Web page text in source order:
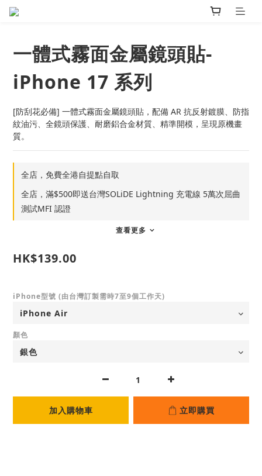
一體式霧面金屬鏡頭貼-
iPhone 17 系列
[防刮花必備] 一體式霧面金屬鏡頭貼，配備 AR 抗反射鍍膜、防指
紋油污、全鏡頭保護、耐磨鋁合金材質、精準開模，呈現原機畫
質。
全店，免費全港自提點自取
全店，滿$500即送台灣SOLiDE Lightning 充電線 5萬次屈曲
測試MFI 認證
查看更多
HK$139.00
iPhone型號 (由台灣訂製需時7至9個工作天)
顏色
加入購物車 立即購買